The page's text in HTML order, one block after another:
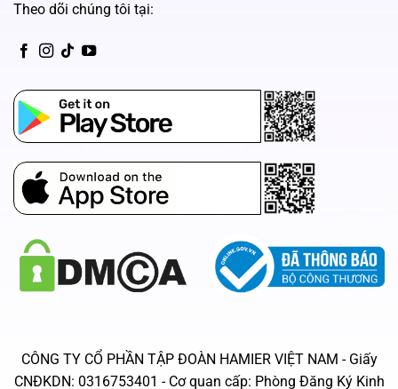
Theo dõi chúng tôi tại:
CH Play
App Store
CÔNG TY CỔ PHẦN TẬP ĐOÀN HAMIER VIỆT NAM - Giấy
CNĐKDN: 0316753401 - Cơ quan cấp: Phòng Đăng Ký Kinh